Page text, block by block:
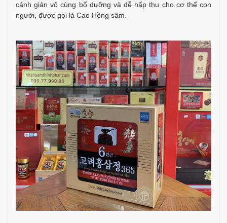
cánh gián vô cùng bổ dưỡng và dễ hấp thu cho cơ thể con
người, được gọi là Cao Hồng sâm.